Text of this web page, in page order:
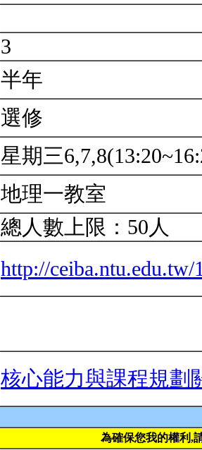
3
半年
選修
星期三
地理一教室
總人數上限：50人
http://ceiba.ntu.edu.tw/
核心能力與課程規劃
為確保您我的權利,